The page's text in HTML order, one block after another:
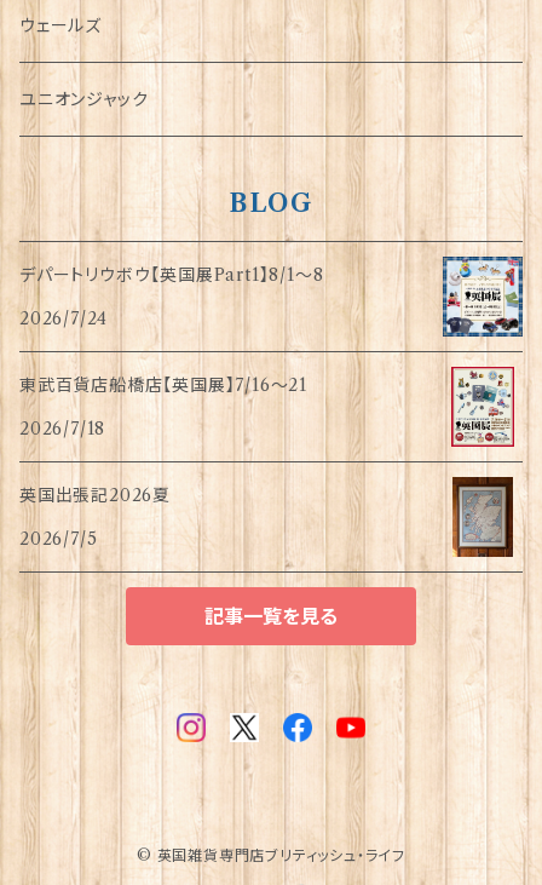
傘
指貫(シンブル)
ウェールズ
ユニオンジャック
BLOG
デパートリウボウ【英国展Part1】8/1〜8
2026/7/24
東武百貨店船橋店【英国展】7/16～21
2026/7/18
英国出張記2026夏
2026/7/5
記事一覧を見る
© 英国雑貨専門店ブリティッシュ・ライフ